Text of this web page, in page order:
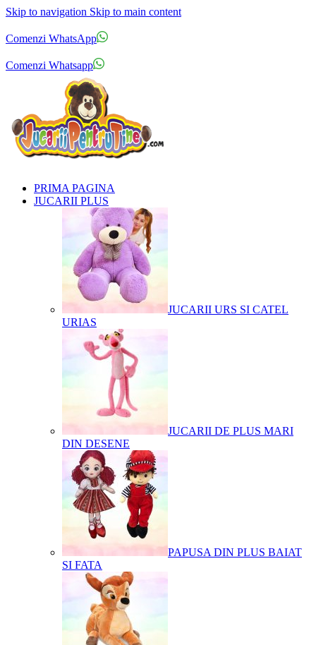
Skip to navigation Skip to main content
Comenzi WhatsApp
Comenzi Whatsapp
PRIMA PAGINA
JUCARII PLUS
JUCARII URS SI CATEL
URIAS
JUCARII DE PLUS MARI
DIN DESENE
PAPUSA DIN PLUS BAIAT
SI FATA